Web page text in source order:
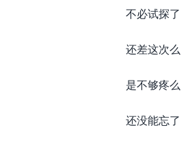
不必试探了
还差这次么
是不够疼么
还没能忘了